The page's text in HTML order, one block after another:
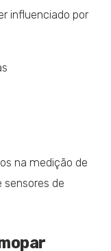
influenciado por
na medição de
de